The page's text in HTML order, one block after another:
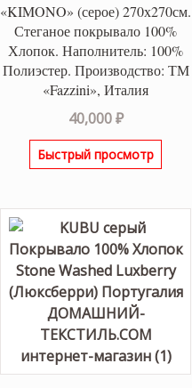
«KIMONO» (серое) 270х270см.
Стеганое покрывало 100%
Хлопок. Наполнитель: 100%
Полиэстер. Производство: ТМ
«Fazzini», Италия
40,000₽
Быстрый просмотр